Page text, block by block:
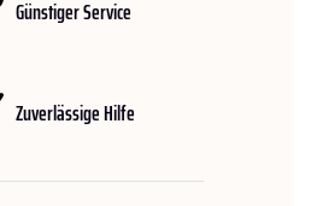
Günstiger Service
Zuverlässige Hilfe